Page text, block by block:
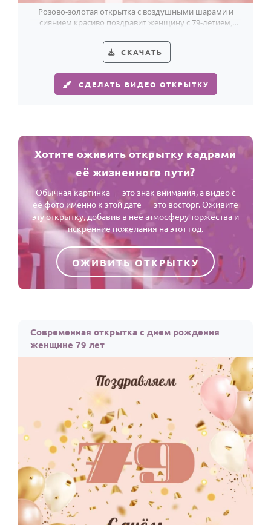
Розово-золотая открытка с воздушными шарами и
сиянием красиво поздравит женщину с 79-летием,
СКАЧАТЬ
СДЕЛАТЬ ВИДЕО ОТКРЫТКУ
Хотите оживить открытку кадрами
её жизненного пути?
Обычная картинка — это знак внимания, а видео с
её фото именно к этой дате — это восторг. Оживите
эту открытку, добавив в неё атмосферу торжества и
искренние пожелания на этот год.
ОЖИВИТЬ ОТКРЫТКУ
Современная открытка с днем рождения
женщине 79 лет